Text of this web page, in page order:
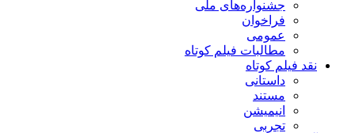
جشنواره‌های ملی
فراخوان
عمومی
مطالبات فیلم کوتاه
نقد فیلم کوتاه
داستانی
مستند
انیمیشن
تجربی